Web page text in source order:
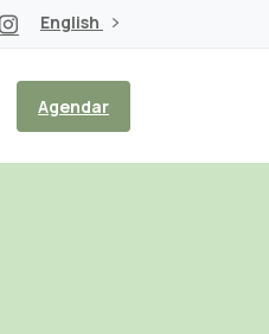
English
Agendar